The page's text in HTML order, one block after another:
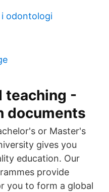
odontologi
teaching -
documents
or Master's
gives you
education. Our
provide
you to form a global